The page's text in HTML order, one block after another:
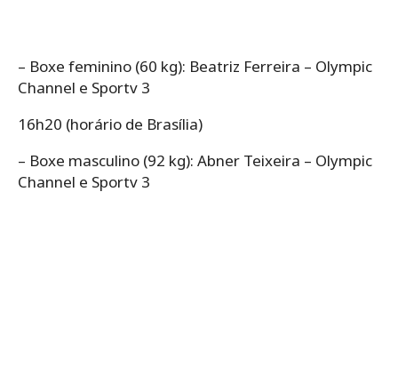
– Boxe feminino (60 kg): Beatriz Ferreira – Olympic
Channel e Sportv 3
16h20 (horário de Brasília)
– Boxe masculino (92 kg): Abner Teixeira – Olympic
Channel e Sportv 3